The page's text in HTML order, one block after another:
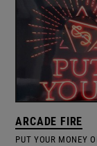
ARCADE FIRE
PUT YOUR MONEY